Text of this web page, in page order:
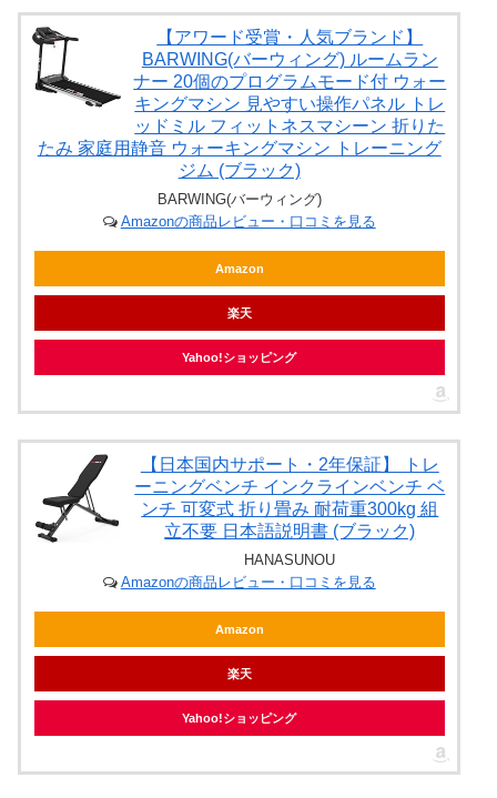
【アワード受賞・人気ブランド】
BARWING(バーウィング) ルームラン
ナー 20個のプログラムモード付 ウォー
キングマシン 見やすい操作パネル トレ
ッドミル フィットネスマシーン 折りた
たみ 家庭用静音 ウォーキングマシン トレーニング
ジム (ブラック)
BARWING(バーウィング)
Amazonの商品レビュー・口コミを見る
Amazon
楽天
Yahoo!ショッピング
【日本国内サポート・2年保証】 トレ
ーニングベンチ インクラインベンチ ベ
ンチ 可変式 折り畳み 耐荷重300kg 組
立不要 日本語説明書 (ブラック)
HANASUNOU
Amazonの商品レビュー・口コミを見る
Amazon
楽天
Yahoo!ショッピング